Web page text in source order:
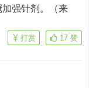
强针剂。（来
17 赞
打赏